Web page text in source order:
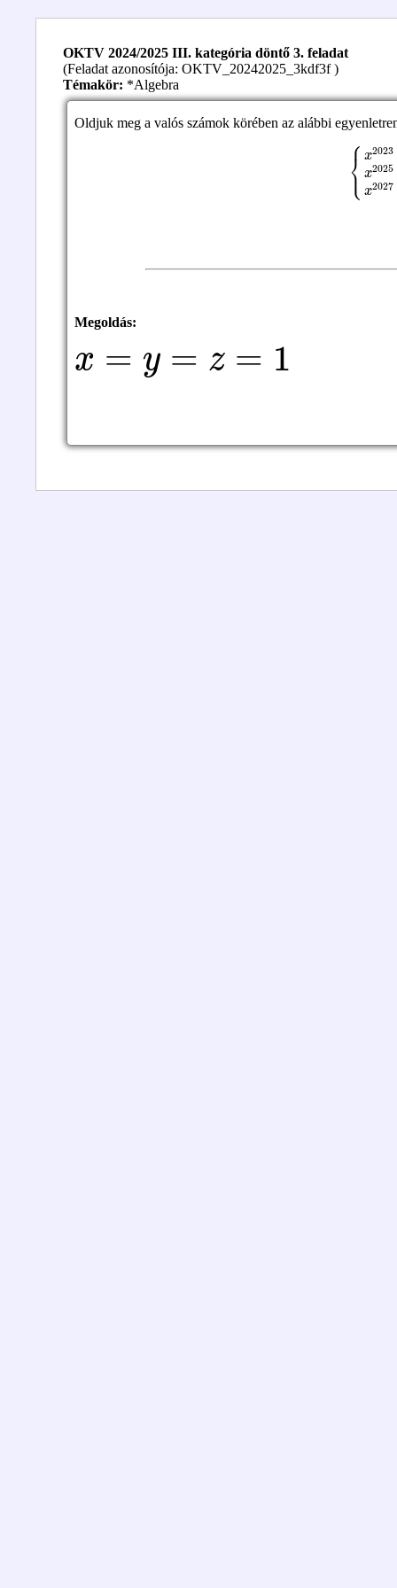
OKTV 2024/2025 III. kategória döntő 3. feladat
(Feladat azonosítója: OKTV_20242025_3kdf3f )
Témakör: *Algebra
Oldjuk meg a valós számok körében az alábbi
{x2023
Megoldás:
x=y=